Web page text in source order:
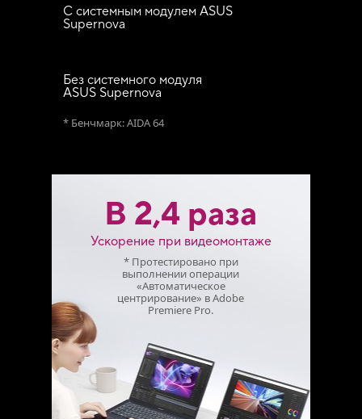
С системным модулем ASUS
Supernova
Без системного модуля
ASUS Supernova
* Бенчмарк: AIDA 64
В 2,4 раза
Ускорение при видеомонтаже
* Протестировано при
выполнении операции
«Автоматическое
центрирование» в Adobe
Premiere Pro.